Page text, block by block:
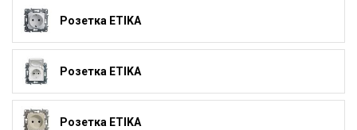
Розетка ETIKA
Розетка ETIKA
Розетка ETIKA